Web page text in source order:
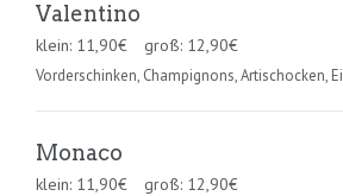
Valentino
klein: 11,90€ groß: 12,90€
Vorderschinken, Champignons, Artischocken, Ei
Monaco
klein: 11,90€ groß: 12,90€